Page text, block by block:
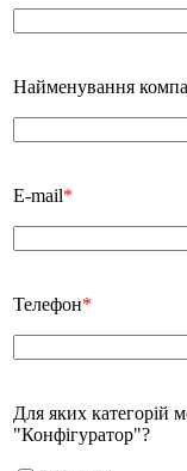
Найменування
E-mail*
Телефон*
Для яких категорій
"Конфігуратор"?